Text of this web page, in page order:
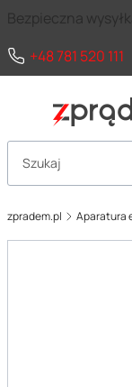
Bezpieczna
+48 781 520 111
Otwórz wyszukiwarkę
zpradem.pl Aparatura